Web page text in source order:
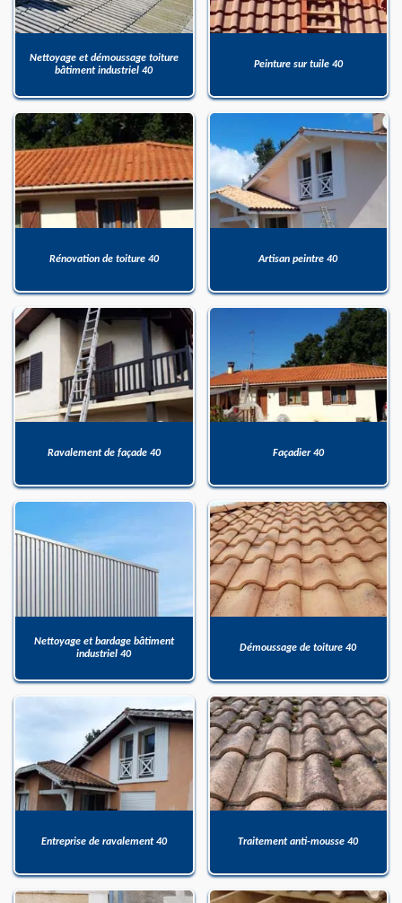
Nettoyage et démoussage toiture
bâtiment industriel 40
Peinture sur tuile 40
Rénovation de toiture 40 Artisan peintre 40
Ravalement de façade 40 Façadier 40
Nettoyage et bardage bâtiment
industriel 40
Démoussage de toiture 40
Entreprise de ravalement 40 Traitement anti-mousse 40